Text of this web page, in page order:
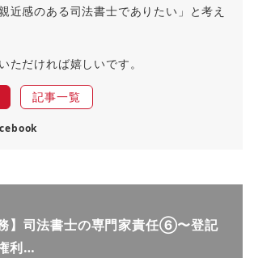
近感のある司法書士でありたい」と考え
ただければ嬉しいです。
記事一覧
】司法書士の専門家責任⑥〜登記
利…